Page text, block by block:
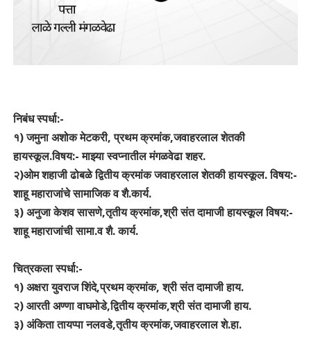
निबंध स्पर्धा:-
१) जमुना अशोक मेटकरी, प्रथम क्रमांक,जवाहरलाल शेतकी
हायस्कूल.विषय:- माझ्या स्वप्नातील मंगळवेढा शहर.
२)ओम शहाजी ढोबळे द्वितीय क्रमांक जवाहरलाल शेतकी हायस्कूल. विषय:-
शाहू महाराजांचे सामाजिक व शै.कार्य.
३) अनुजा केशव सासणे,तृतीय क्रमांक,श्री संत दामाजी हायस्कूल विषय:-
शाहू महाराजांची सामा.व शै. कार्य.
चित्रकला स्पर्धा:-
१) अक्षरा युवराज शिंदे,प्रथम क्रमांक, श्री संत दामाजी हाय.
२) आरती अण्णा वाघमोडे,द्वितीय क्रमांक,श्री संत दामाजी हाय.
३) अंकिता तायप्पा नलवडे,तृतीय क्रमांक,जवाहरलाल शे.हा.